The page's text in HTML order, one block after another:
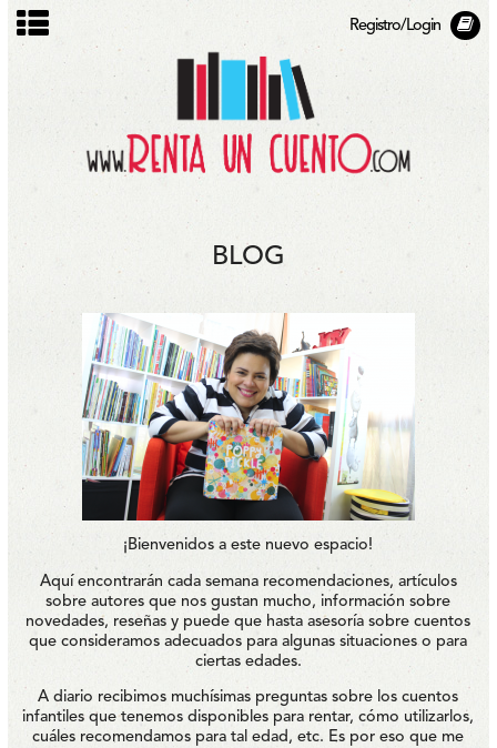
Registro/Login
BLOG
¡Bienvenidos a este nuevo espacio!
Aquí encontrarán cada semana recomendaciones, artículos
sobre autores que nos gustan mucho, información sobre
novedades, reseñas y puede que hasta asesoría sobre cuentos
que consideramos adecuados para algunas situaciones o para
ciertas edades.
A diario recibimos muchísimas preguntas sobre los cuentos
infantiles que tenemos disponibles para rentar, cómo utilizarlos,
cuáles recomendamos para tal edad, etc. Es por eso que me